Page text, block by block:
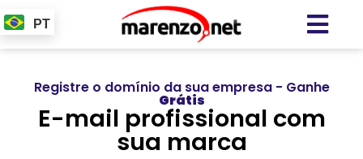
PT
Registre o domínio da sua empresa - Ganhe
Grátis
E-mail profissional com
sua marca